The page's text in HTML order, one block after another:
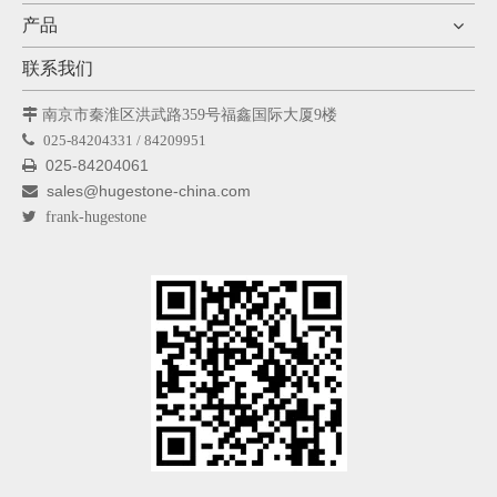
产品
联系我们
 南京市秦淮区洪武路359号福鑫国际大厦9楼
 025-84204331 / 84209951
 025-84204061
 sales@hugestone-china.com
 frank-hugestone